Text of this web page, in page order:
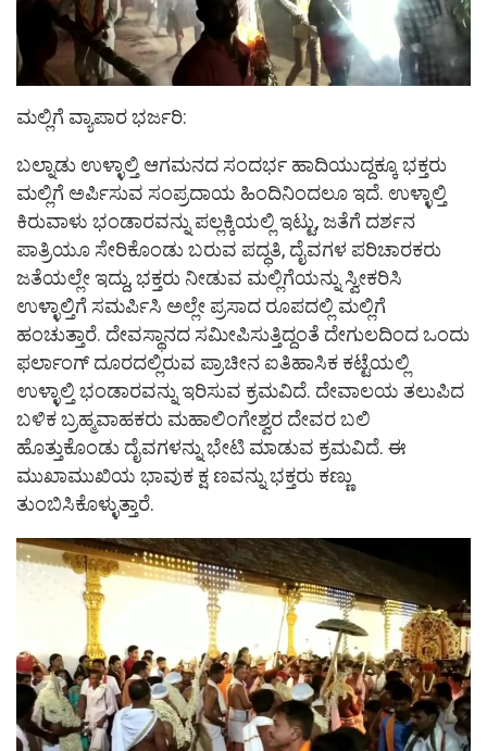
ಮಲ್ಲಿಗೆ ವ್ಯಾಪಾರ ಭರ್ಜರಿ:
ಬಲ್ನಾಡು ಉಳ್ಳಾಲ್ತಿ ಆಗಮನದ ಸಂದರ್ಭ ಹಾದಿಯುದ್ದಕ್ಕೂ ಭಕ್ತರು
ಮಲ್ಲಿಗೆ ಅರ್ಪಿಸುವ ಸಂಪ್ರದಾಯ ಹಿಂದಿನಿಂದಲೂ ಇದೆ. ಉಳ್ಳಾಲ್ತಿ
ಕಿರುವಾಳು ಭಂಡಾರವನ್ನು ಪಲ್ಲಕ್ಕಿಯಲ್ಲಿ ಇಟ್ಟು, ಜತೆಗೆ ದರ್ಶನ
ಪಾತ್ರಿಯೂ ಸೇರಿಕೊಂಡು ಬರುವ ಪದ್ಧತಿ, ದೈವಗಳ ಪರಿಚಾರಕರು
ಜತೆಯಲ್ಲೇ ಇದ್ದು, ಭಕ್ತರು ನೀಡುವ ಮಲ್ಲಿಗೆಯನ್ನು ಸ್ವೀಕರಿಸಿ
ಉಳ್ಳಾಲ್ತಿಗೆ ಸಮರ್ಪಿಸಿ ಅಲ್ಲೇ ಪ್ರಸಾದ ರೂಪದಲ್ಲಿ ಮಲ್ಲಿಗೆ
ಹಂಚುತ್ತಾರೆ. ದೇವಸ್ಥಾನದ ಸಮೀಪಿಸುತ್ತಿದ್ದಂತೆ ದೇಗುಲದಿಂದ ಒಂದು
ಫರ್ಲಾಂಗ್‌ ದೂರದಲ್ಲಿರುವ ಪ್ರಾಚೀನ ಐತಿಹಾಸಿಕ ಕಟ್ಟೆಯಲ್ಲಿ
ಉಳ್ಳಾಲ್ತಿ ಭಂಡಾರವನ್ನು ಇರಿಸುವ ಕ್ರಮವಿದೆ. ದೇವಾಲಯ ತಲುಪಿದ
ಬಳಿಕ ಬ್ರಹ್ಮವಾಹಕರು ಮಹಾಲಿಂಗೇಶ್ವರ ದೇವರ ಬಲಿ
ಹೊತ್ತುಕೊಂಡು ದೈವಗಳನ್ನು ಭೇಟಿ ಮಾಡುವ ಕ್ರಮವಿದೆ. ಈ
ಮುಖಾಮುಖಿಯ ಭಾವುಕ ಕ್ಷ ಣವನ್ನು ಭಕ್ತರು ಕಣ್ಣು
ತುಂಬಿಸಿಕೊಳ್ಳುತ್ತಾರೆ.